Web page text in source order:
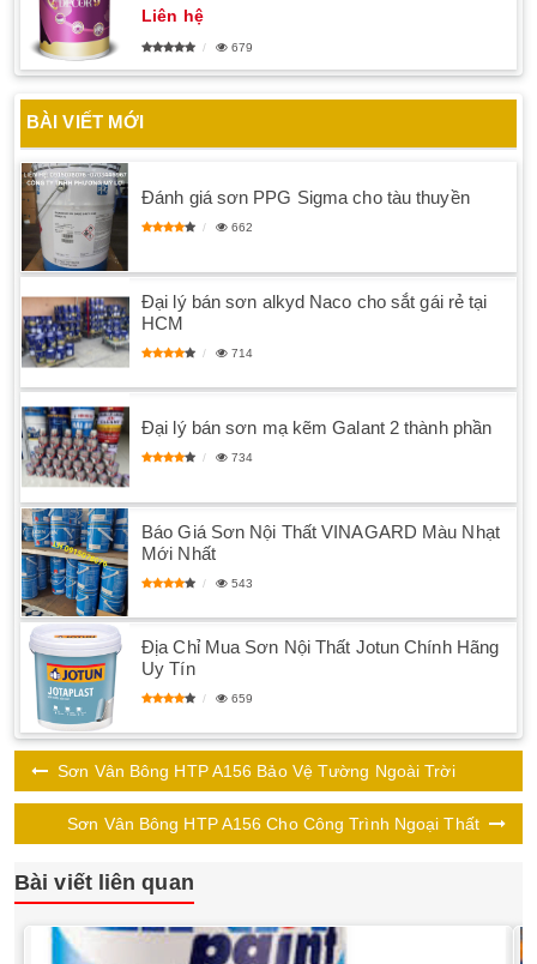
Liên hệ
679
BÀI VIẾT MỚI
Đánh giá sơn PPG Sigma cho tàu thuyền
662
Đại lý bán sơn alkyd Naco cho sắt gái rẻ tại
HCM
714
Đại lý bán sơn mạ kẽm Galant 2 thành phần
734
Báo Giá Sơn Nội Thất VINAGARD Màu Nhạt
Mới Nhất
543
Địa Chỉ Mua Sơn Nội Thất Jotun Chính Hãng
Uy Tín
659
Sơn Vân Bông HTP A156 Bảo Vệ Tường Ngoài Trời
Sơn Vân Bông HTP A156 Cho Công Trình Ngoại Thất
Bài viết liên quan